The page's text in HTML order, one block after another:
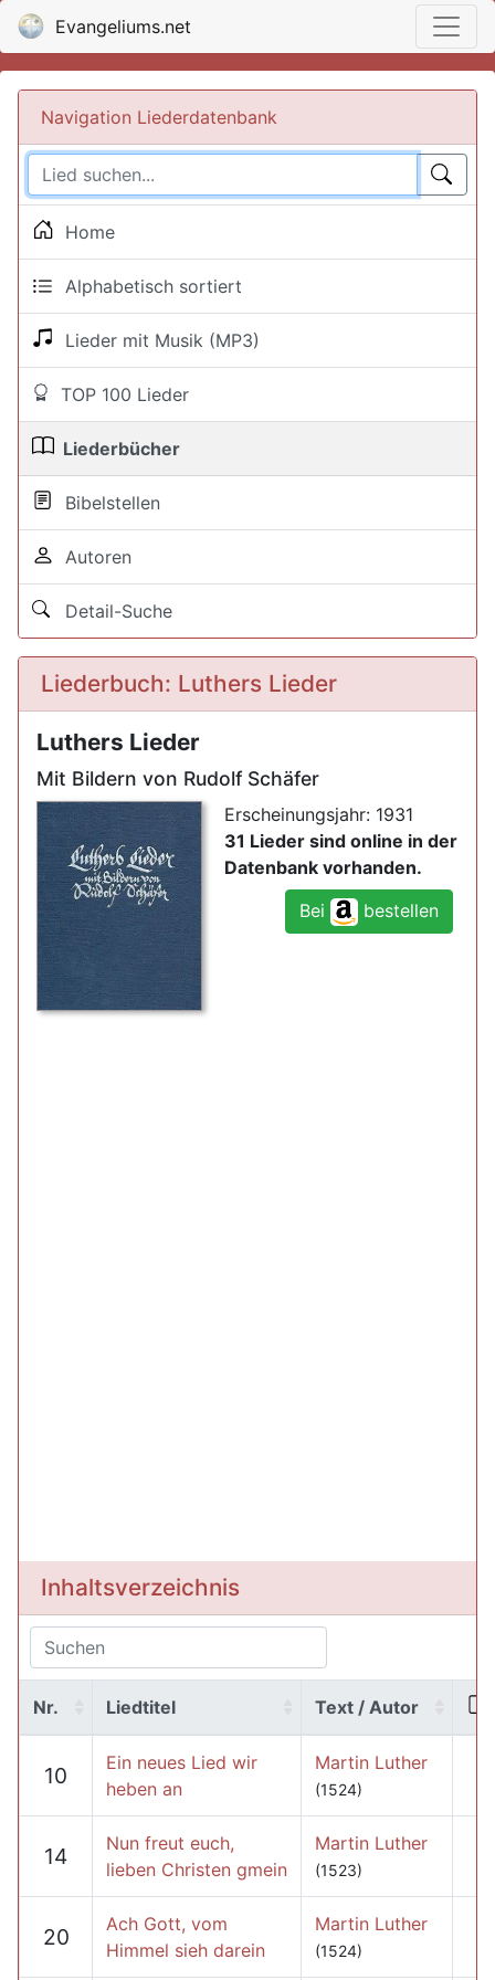
Evangeliums.net
Navigation Liederdatenbank
Home
Alphabetisch sortiert
Lieder mit Musik (MP3)
TOP 100 Lieder
Liederbücher
Bibelstellen
Autoren
Detail-Suche
Liederbuch: Luthers Lieder
Luthers Lieder
Mit Bildern von Rudolf Schäfer
Erscheinungsjahr: 1931
31 Lieder sind online in der
Datenbank vorhanden.
Bei
bestellen
Inhaltsverzeichnis
Nr. Liedtitel Text / Autor
10
Ein neues Lied wir
heben an
Martin Luther
(1524)
14
Nun freut euch,
lieben Christen gmein
Martin Luther
(1523)
20
Ach Gott, vom
Himmel sieh darein
Martin Luther
(1524)